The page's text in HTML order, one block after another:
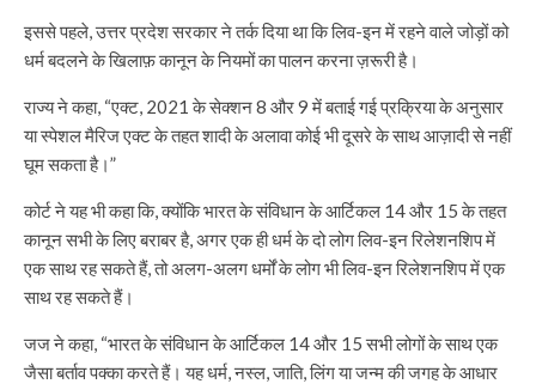
इससे पहले, उत्तर प्रदेश सरकार ने तर्क दिया था कि लिव-इन में रहने वाले जोड़ों को
धर्म बदलने के खिलाफ़ कानून के नियमों का पालन करना ज़रूरी है।
राज्य ने कहा, “एक्ट, 2021 के सेक्शन 8 और 9 में बताई गई प्रक्रिया के अनुसार
या स्पेशल मैरिज एक्ट के तहत शादी के अलावा कोई भी दूसरे के साथ आज़ादी से नहीं
घूम सकता है।”
कोर्ट ने यह भी कहा कि, क्योंकि भारत के संविधान के आर्टिकल 14 और 15 के तहत
कानून सभी के लिए बराबर है, अगर एक ही धर्म के दो लोग लिव-इन रिलेशनशिप में
एक साथ रह सकते हैं, तो अलग-अलग धर्मों के लोग भी लिव-इन रिलेशनशिप में एक
साथ रह सकते हैं।
जज ने कहा, “भारत के संविधान के आर्टिकल 14 और 15 सभी लोगों के साथ एक
जैसा बर्ताव पक्का करते हैं। यह धर्म, नस्ल, जाति, लिंग या जन्म की जगह के आधार